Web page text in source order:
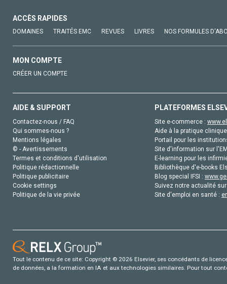
ACCÈS RAPIDES
DOMAINES TRAITÉS EMC REVUES LIVRES NOS FORMULES
MON COMPTE
CRÉER UN COMPTE
AIDE & SUPPORT
Contactez-nous / FAQ
Qui sommes-nous ?
Mentions légales
© - Avertissements
Termes et conditions d'utilisation
Politique rédactionnelle
Politique publicitaire
Cookie settings
Politique de la vie privée
PLATEFORMES
Site e-commerce :
Aide à la pratique
Portail pour les
Site d'information sur
E-learning pour les
Bibliothèque d'e-books
Blog special IFSI :
Suivez notre actualité
Site d'emploi en santé :
Tout le contenu de ce site: Copyright © 2026 Elsevier, ses concédants de
de données, a la formation en IA et aux technologies similaires. Pour tout